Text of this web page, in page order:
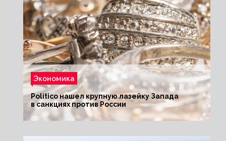
Экономика
Politico нашел крупную лазейку Запада
в санкциях против России